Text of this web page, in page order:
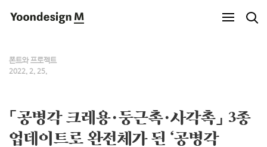
Yoondesign M
폰트와 프로젝트
2022. 2. 25.
「공병각 크레용·둥근촉·사각촉」 3종
업데이트로 완전체가 된 ‘공병각